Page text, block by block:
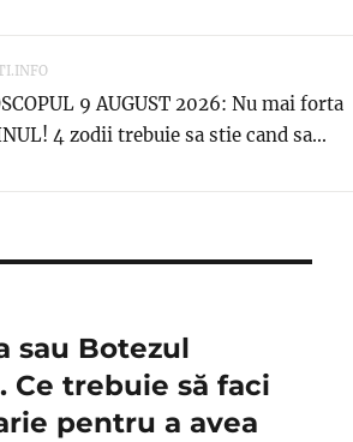
9 AUGUST 2026: Nu mai forta
4 zodii trebuie sa stie cand sa...
sau Botezul
Ce trebuie să faci
pentru a avea